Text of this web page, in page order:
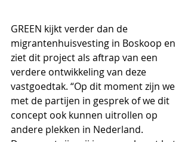
GREEN kijkt verder dan de
migrantenhuisvesting in Boskoop en
ziet dit project als aftrap van een
verdere ontwikkeling van deze
vastgoedtak. “Op dit moment zijn we
met de partijen in gesprek of we dit
concept ook kunnen uitrollen op
andere plekken in Nederland.